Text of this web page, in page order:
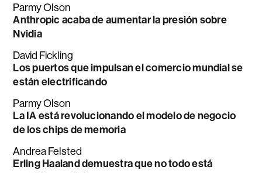
Parmy Olson
Anthropic acaba de aumentar la presión sobre
Nvidia
David Fickling
Los puertos que impulsan el comercio mundial se
están electrificando
Parmy Olson
La IA está revolucionando el modelo de negocio
de los chips de memoria
Andrea Felsted
Erling Haaland demuestra que no todo está